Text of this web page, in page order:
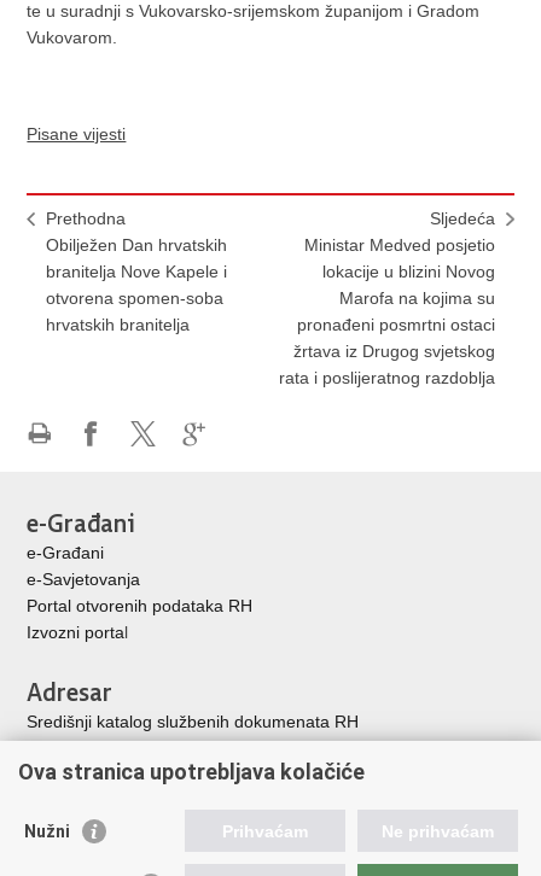
te u suradnji s Vukovarsko-srijemskom županijom i Gradom
Vukovarom.
Pisane vijesti
Prethodna
Obilježen Dan hrvatskih
branitelja Nove Kapele i
otvorena spomen-soba
hrvatskih branitelja
Sljedeća
Ministar Medved posjetio
lokacije u blizini Novog
Marofa na kojima su
pronađeni posmrtni ostaci
žrtava iz Drugog svjetskog
rata i poslijeratnog razdoblja
Facebooku
X-
e-Građani
e-Građani
e-Savjetovanja
Portal otvorenih podataka RH
Izvozni portal
Adresar
Središnji katalog službenih dokumenata RH
Adresar političkih stranaka u RH
Ova stranica upotrebljava kolačiće
Nužni Prihvaćam Ne prihvaćam